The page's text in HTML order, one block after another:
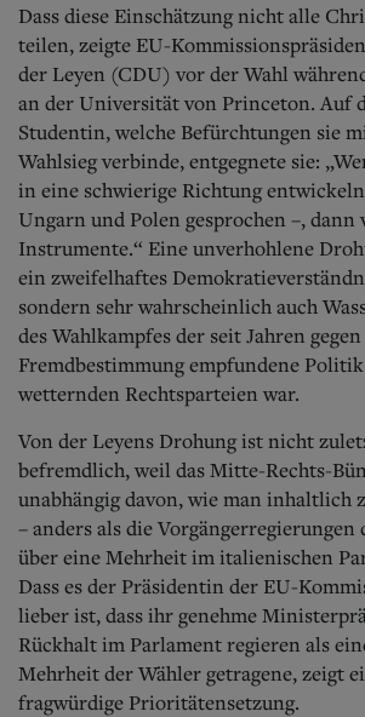
Dass diese Einschätzung nicht alle
teilen, zeigte EU-
der Leyen (CDU) vor der Wahl
an der Universität von Princeton. Auf
Studentin, welche Befürchtungen sie
Wahlsieg verbinde, entgegnete sie:
in eine schwierige Richtung
Ungarn und Polen gesprochen –,
Instrumente.“ Eine unverhohlene
ein zweifelhaftes
sondern sehr wahrscheinlich auch
des Wahlkampfes der seit Jahren
Fremdbestimmung empfundene
wetternden Rechtsparteien war.
Von der Leyens Drohung ist nicht
befremdlich, weil das Mitte-Rechts-
unabhängig davon, wie man inhaltlich
– anders als die Vorgängerregierungen
über eine Mehrheit im italienischen
Dass es der Präsidentin der EU-
lieber ist, dass ihr genehme
Rückhalt im Parlament regieren als
Mehrheit der Wähler getragene, zeigt
fragwürdige Prioritätensetzung.